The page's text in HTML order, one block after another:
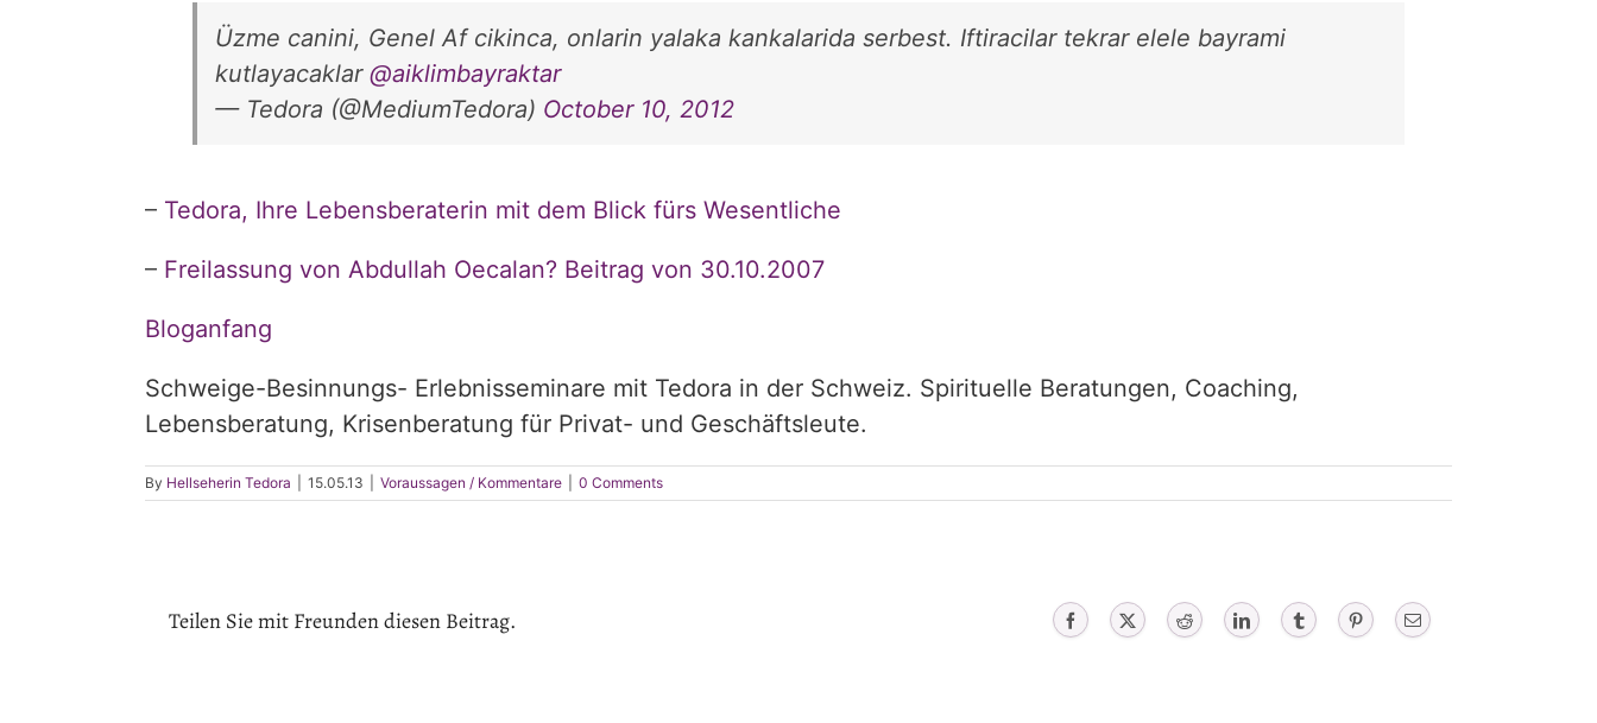
Üzme canini, Genel Af cikinca, onlarin yalaka kankalarida serbest. Iftiracilar tekrar elele bayrami
kutlayacaklar @aiklimbayraktar
— Tedora (@MediumTedora) October 10, 2012
– Tedora, Ihre Lebensberaterin mit dem Blick fürs Wesentliche
– Freilassung von Abdullah Oecalan? Beitrag von 30.10.2007
Bloganfang
Schweige-Besinnungs- Erlebnisseminare mit Tedora in der Schweiz. Spirituelle Beratungen, Coaching,
Lebensberatung, Krisenberatung für Privat- und Geschäftsleute.
By Hellseherin Tedora 15.05.13 Voraussagen / Kommentare 0 Comments
Teilen Sie mit Freunden diesen Beitrag. Facebook X Reddit LinkedIn Tumblr PinterestEmail